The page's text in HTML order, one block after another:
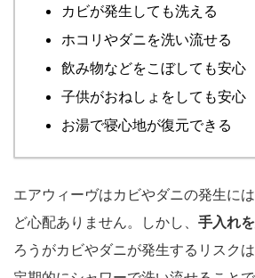
カビが発生しても洗える
ホコリやダニを洗い流せる
飲み物などをこぼしても安心
子供がおねしょをしても安心
お湯で寝心地が復元できる
エアウィーヴはカビやダニの発生に
ど心配ありません。しかし、 手入れ
ろうがカビやダニが発生するリスク